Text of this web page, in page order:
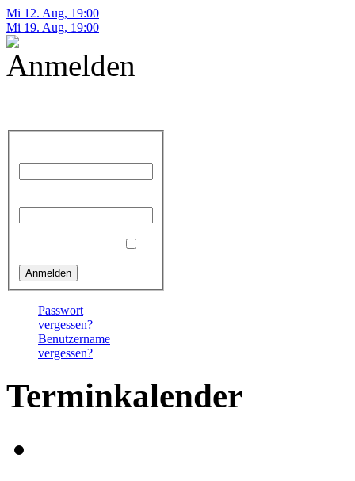
Mi 12. Aug, 19:00
Mi 19. Aug, 19:00
Passwort
vergessen?
Benutzername
vergessen?
Terminkalender